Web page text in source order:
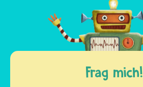
Frag mich!